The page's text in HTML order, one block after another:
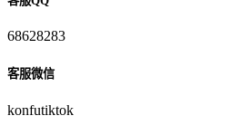
68628283
客服微信
konfutiktok